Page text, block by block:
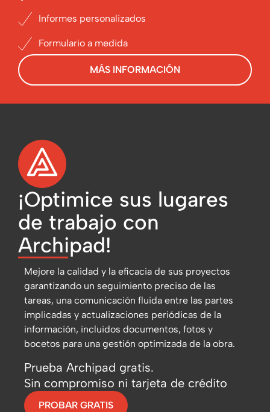
Informes personalizados
Formulario a medida
MÁS INFORMACIÓN
¡Optimice sus lugares
de trabajo con
Archipad!
Mejore la calidad y la eficacia de sus proyectos
garantizando un seguimiento preciso de las
tareas, una comunicación fluida entre las partes
implicadas y actualizaciones periódicas de la
información, incluidos documentos, fotos y
bocetos para una gestión optimizada de la obra.
Prueba Archipad gratis.
Sin compromiso ni tarjeta de crédito
PROBAR GRATIS